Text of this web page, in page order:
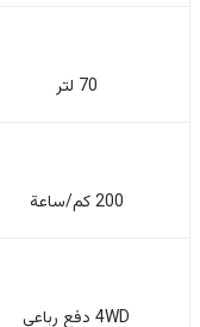
70 لتر
200 كم/ساعة
4WD دفع رباعي